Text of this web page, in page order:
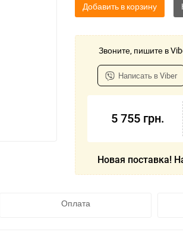
Добавить в корзину
Звоните, пишите в
Написать в Viber
5 755 грн.
Новая поставка!
Оплата